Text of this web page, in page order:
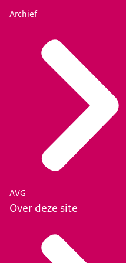
Archief
AVG
Over deze site